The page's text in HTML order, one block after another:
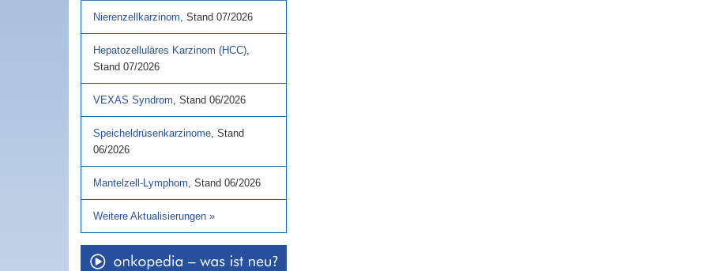
Nierenzellkarzinom, Stand 07/2026
Hepatozelluläres Karzinom (HCC),
Stand 07/2026
VEXAS Syndrom, Stand 06/2026
Speicheldrüsenkarzinome, Stand
06/2026
Mantelzell-Lymphom, Stand 06/2026
Weitere Aktualisierungen »